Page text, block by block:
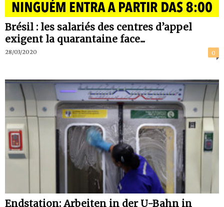
Brésil : les salariés des centres d’appel
exigent la quarantaine face...
28/03/2020 0
Endstation: Arbeiten in der U-Bahn in